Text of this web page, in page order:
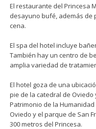
El restaurante del Princesa
desayuno bufé, además de
cena.
El spa del hotel incluye
También hay un centro de
amplia variedad de
El hotel goza de una
pie de la catedral de
Patrimonio de la Humanidad
Oviedo y el parque de San
300 metros del Princesa.